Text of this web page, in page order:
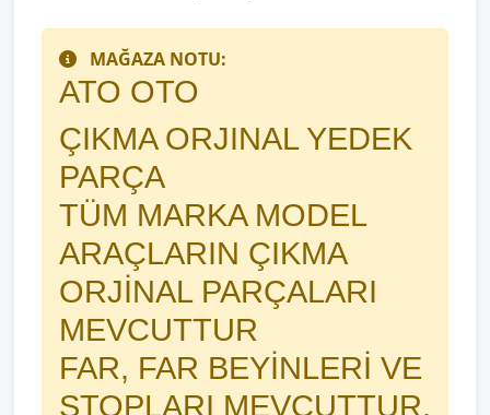
MAĞAZA NOTU:
ATO OTO
ÇIKMA ORJINAL YEDEK
PARÇA
TÜM MARKA MODEL
ARAÇLARIN ÇIKMA
ORJİNAL PARÇALARI
MEVCUTTUR
FAR, FAR BEYİNLERİ VE
STOPLARI MEVCUTTUR.